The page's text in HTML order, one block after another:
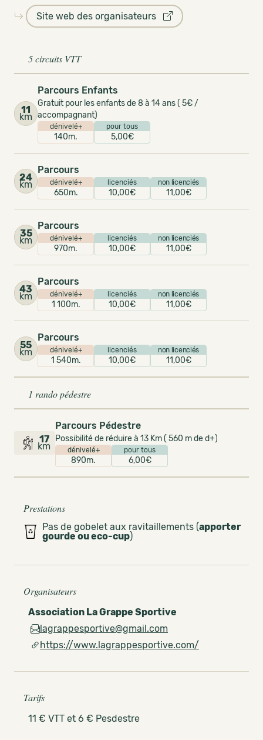
Site web des organisateurs
5 circuits VTT
11
km
Parcours Enfants
Gratuit pour les enfants de 8 à 14 ans ( 5€ /
accompagnant)
dénivelé+
140m.
pour tous
5,00€
24
km
Parcours
dénivelé+
650m.
licenciés
10,00€
non licenciés
11,00€
35
km
Parcours
dénivelé+
970m.
licenciés
10,00€
non licenciés
11,00€
43
km
Parcours
dénivelé+
1 100m.
licenciés
10,00€
non licenciés
11,00€
55
km
Parcours
dénivelé+
1 540m.
licenciés
10,00€
non licenciés
11,00€
1 rando pédestre
17
km
Parcours Pédestre
Possibilité de réduire à 13 Km ( 560 m de d+)
dénivelé+
890m.
pour tous
6,00€
Prestations
Pas de gobelet aux ravitaillements (apporter
gourde ou eco-cup)
Organisateurs
Association La Grappe Sportive
lagrappesportive@gmail.com
https://www.lagrappesportive.com/
Tarifs
11 € VTT et 6 € Pesdestre